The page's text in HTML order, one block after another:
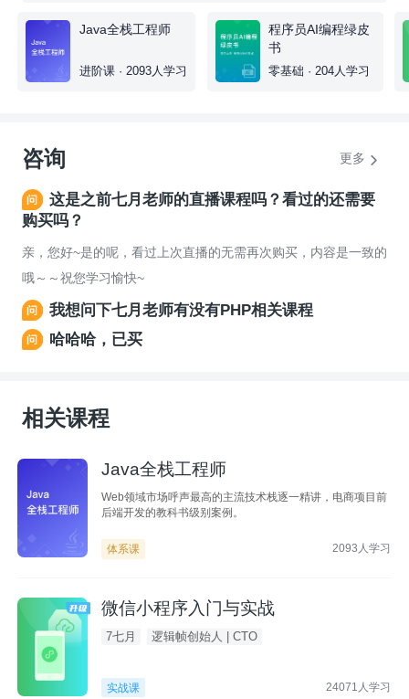
Java全栈工程师
进阶课 · 2093人学习
程序员AI编程绿皮
书
零基础 · 204人学习
咨询 更多
这是之前七月老师的直播课程吗？看过的还需要
购买吗？
亲，您好~是的呢，看过上次直播的无需再次购买，内容是一致的
哦～～祝您学习愉快~
我想问下七月老师有没有PHP相关课程
哈哈哈，已买
相关课程
Java全栈工程师
Web领域市场呼声最高的主流技术栈逐一精讲，电商项目前
后端开发的教科书级别案例。
体系课 2093人学习
微信小程序入门与实战
7七月 逻辑帧创始人 | CTO
实战课 24071人学习